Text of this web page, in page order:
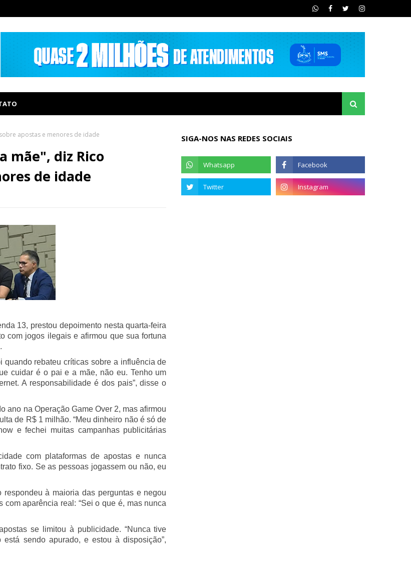
apostas e menores de idade
mãe", diz Rico
de idade
13, prestou depoimento nesta quarta-feira
com jogos ilegais e afirmou que sua fortuna
quando rebateu críticas sobre a influência de
cuidar é o pai e a mãe, não eu. Tenho um
A responsabilidade é dos pais”, disse o
ano na Operação Game Over 2, mas afirmou
de R$ 1 milhão. “Meu dinheiro não é só de
e fechei muitas campanhas publicitárias
com plataformas de apostas e nunca
fixo. Se as pessoas jogassem ou não, eu
à maioria das perguntas e negou
com aparência real: “Sei o que é, mas nunca
se limitou à publicidade. “Nunca tive
sendo apurado, e estou à disposição”,
SIGA-NOS NAS REDES SOCIAIS